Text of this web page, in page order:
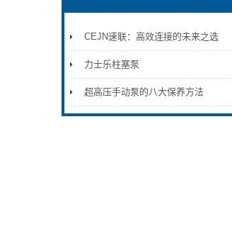
CEJN速联：高效连接的未来之选
力士乐柱塞泵
超高压手动泵的八大保养方法